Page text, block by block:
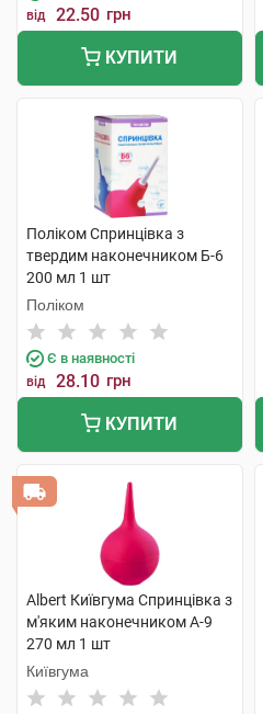
від 22.50 грн
КУПИТИ
Поліком Спринцівка з
твердим наконечником Б-6
200 мл 1 шт
Поліком
Є в наявності
від 28.10 грн
КУПИТИ
Albert Київгума Спринцівка з
м'яким наконечником А-9
270 мл 1 шт
Київгума